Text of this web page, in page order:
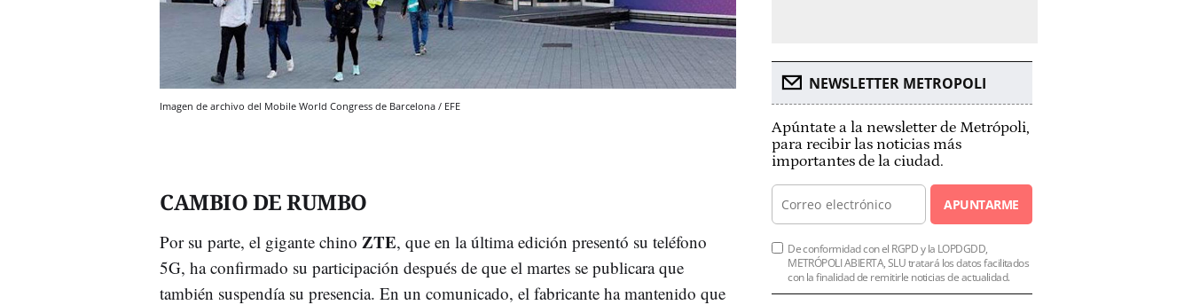
Imagen de archivo del Mobile World Congress de Barcelona / EFE
CAMBIO DE RUMBO
Por su parte, el gigante chino ZTE, que en la última edición presentó su teléfono
5G, ha confirmado su participación después de que el martes se publicara que
también suspendía su presencia. En un comunicado, el fabricante ha mantenido que
NEWSLETTER METROPOLI
Apúntate a la newsletter de Metrópoli,
para recibir las noticias más
importantes de la ciudad.
APUNTARME
De conformidad con el RGPD y la LOPDGDD,
METRÓPOLI ABIERTA, SLU tratará los datos facilitados
con la finalidad de remitirle noticias de actualidad.